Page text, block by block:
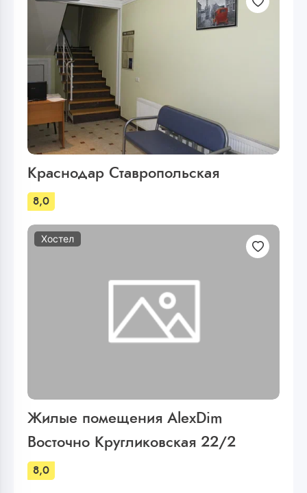
Краснодар Ставропольская
8,0
Хостел
Жилые помещения AlexDim
Восточно Кругликовская 22/2
8,0